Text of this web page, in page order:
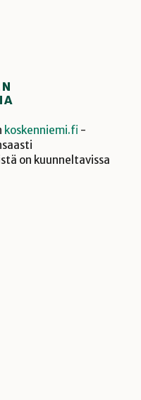
koskenniemi.fi -
on kuunneltavissa